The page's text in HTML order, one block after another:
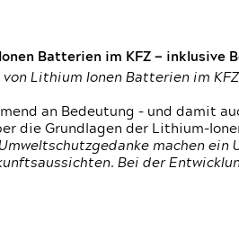
Batterien im KFZ — inklusive
Lithium Ionen Batterien im
an Bedeutung – und damit
die Grundlagen der Lithium-
machen
Bei der